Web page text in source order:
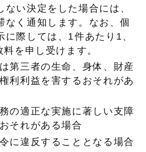
ない決定をした場合には、
なく通知します。なお、個
に際しては、1件あたり1、
を申し受けます。
第三者の生命、身体、財産
利利益を害するおそれがあ
の適正な実施に著しい支障
それがある場合
に違反することとなる場合